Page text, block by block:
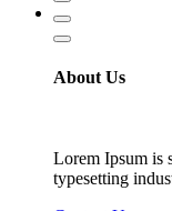
About Us
Lorem Ipsum is
typesetting